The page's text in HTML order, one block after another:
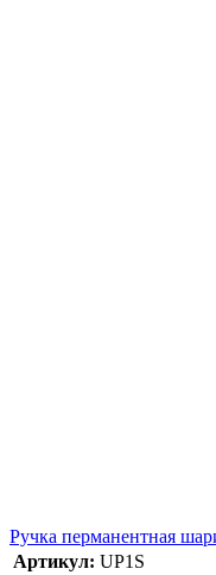
Ручка перманентная
Артикул: UP1S